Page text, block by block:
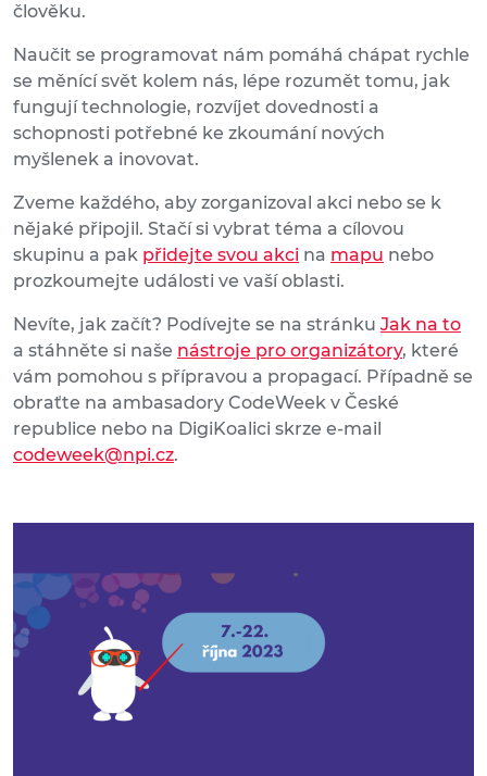
člověku.
Naučit se programovat nám pomáhá chápat rychle
se měnící svět kolem nás, lépe rozumět tomu, jak
fungují technologie, rozvíjet dovednosti a
schopnosti potřebné ke zkoumání nových
myšlenek a inovovat.
Zveme každého, aby zorganizoval akci nebo se k
nějaké připojil. Stačí si vybrat téma a cílovou
skupinu a pak přidejte svou akci na mapu nebo
prozkoumejte události ve vaší oblasti.
Nevíte, jak začít? Podívejte se na stránku Jak na to
a stáhněte si naše nástroje pro organizátory, které
vám pomohou s přípravou a propagací. Případně se
obraťte na ambasadory CodeWeek v České
republice nebo na DigiKoalici skrze e-mail
codeweek@npi.cz.